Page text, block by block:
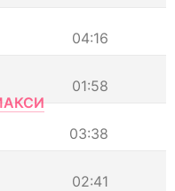
04:16
01:58
03:38
02:41